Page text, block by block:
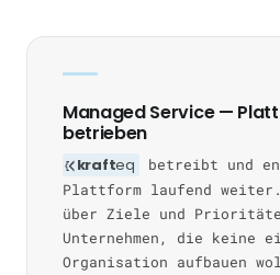
Managed Service —
betrieben
krafteq
betreibt und
Plattform laufend
über Ziele und
Unternehmen, die keine
Organisation aufbauen